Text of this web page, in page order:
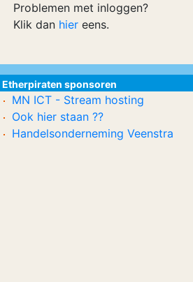
Problemen met inloggen?
Klik dan hier eens.
Etherpiraten sponsoren
MN ICT - Stream hosting
Ook hier staan ??
Handelsonderneming Veenstra